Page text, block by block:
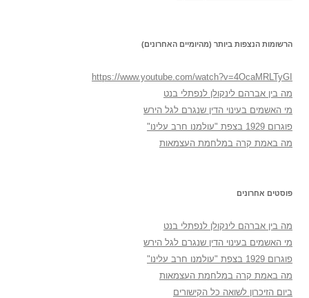
הרשומות הנצפות ביותר (מהיומיים האחרונים)
https://www.youtube.com/watch?v=4OcaMRLTyGI
מה בין אברהם לינקולן לנפתלי בנט
מי האשמים בעינוי הדין שנגרם לגל הירש
פוגרום 1929 בצפת "עולמנו חרב עלינו"
מה באמת קרה במלחמת העצמאות
פוסטים אחרונים
מה בין אברהם לינקולן לנפתלי בנט
מי האשמים בעינוי הדין שנגרם לגל הירש
פוגרום 1929 בצפת "עולמנו חרב עלינו"
מה באמת קרה במלחמת העצמאות
ביום הזיכרון לשואה כל הקישורים